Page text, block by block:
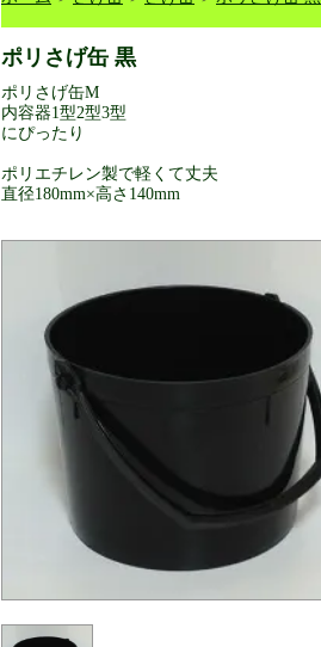
ポリさげ缶 黒
ポリさげ缶M
内容器1型2型3型
にぴったり
ポリエチレン製で軽くて丈夫
直径180mm×高さ140mm